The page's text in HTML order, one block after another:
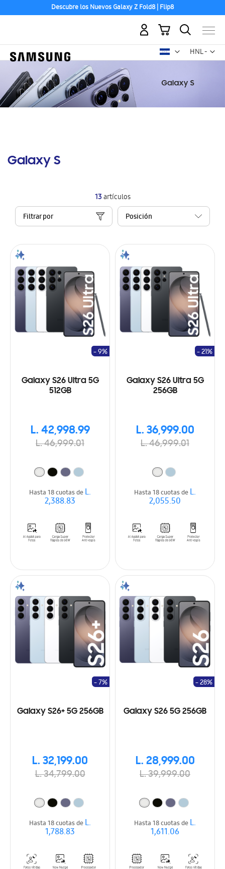
Descubre los Nuevos Galaxy Z Fold8 | Flip8
HNL -
lempira
Mi carrito
Galaxy S
13artículos
Filtrar por
Galaxy S26 Ultra 5G
512GB
L. 42,998.99
L. 46,999.01
- 9%
Hasta 18 cuotas deL.
2,388.83
Galaxy S26 Ultra 5G
256GB
L. 36,999.00
L. 46,999.01
- 21%
Hasta 18 cuotas deL.
2,055.50
Galaxy S26+ 5G 256GB
L. 32,199.00
L. 34,799.00
- 7%
Hasta 18 cuotas deL.
1,788.83
Galaxy S26 5G 256GB
L. 28,999.00
L. 39,999.00
- 28%
Hasta 18 cuotas deL.
1,611.06